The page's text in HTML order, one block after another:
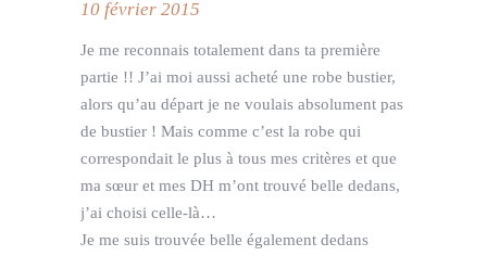
10 février 2015
Je me reconnais totalement dans ta première
partie !! J’ai moi aussi acheté une robe bustier,
alors qu’au départ je ne voulais absolument pas
de bustier ! Mais comme c’est la robe qui
correspondait le plus à tous mes critères et que
ma sœur et mes DH m’ont trouvé belle dedans,
j’ai choisi celle-là…
Je me suis trouvée belle également dedans